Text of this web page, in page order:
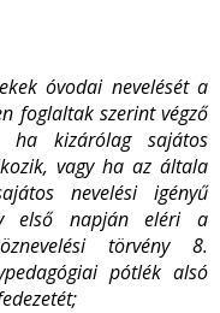
óvodai nevelését a
foglaltak szerint végző
ha kizárólag sajátos
vagy ha az általa
nevelési igényű
első napján eléri a
törvény 8.
pótlék alsó